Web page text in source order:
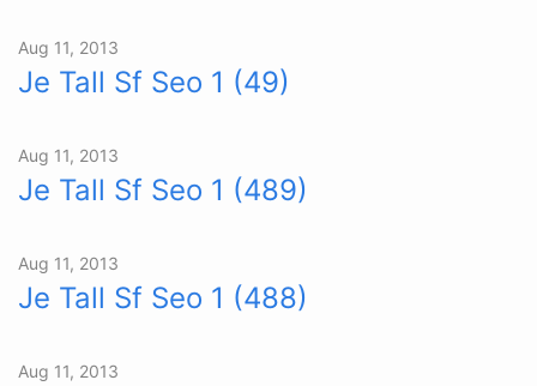
Aug 11, 2013
Je Tall Sf Seo 1 (49)
Aug 11, 2013
Je Tall Sf Seo 1 (489)
Aug 11, 2013
Je Tall Sf Seo 1 (488)
Aug 11, 2013